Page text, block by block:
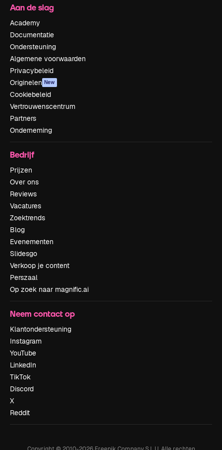
Aan de slag
Academy
Documentatie
Ondersteuning
Algemene voorwaarden
Privacybeleid
Originelen New
Cookiebeleid
Vertrouwenscentrum
Partners
Onderneming
Bedrijf
Prijzen
Over ons
Reviews
Vacatures
Zoektrends
Blog
Evenementen
Slidesgo
Verkoop je content
Perszaal
Op zoek naar magnific.ai
Neem contact op
Klantondersteuning
Instagram
YouTube
LinkedIn
TikTok
Discord
X
Reddit